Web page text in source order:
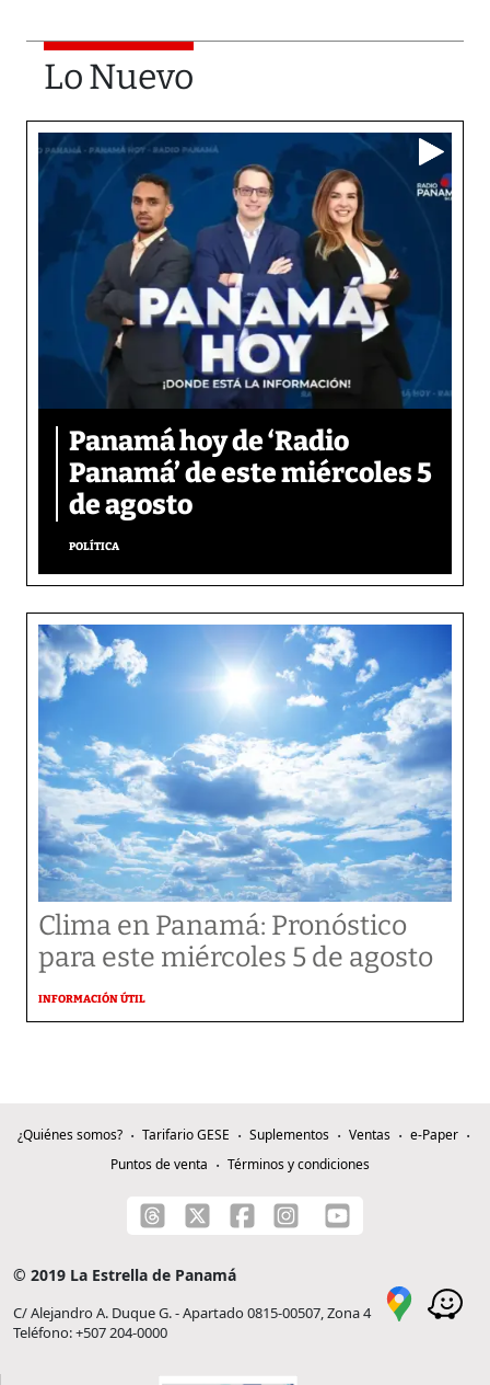
Lo Nuevo
Panamá hoy de ‘Radio
Panamá’ de este miércoles 5
de agosto
POLÍTICA
Clima en Panamá: Pronóstico
para este miércoles 5 de agosto
INFORMACIÓN ÚTIL
¿Quiénes somos? Tarifario GESE Suplementos Ventas
e-Paper
Puntos de venta
Términos y condiciones
© 2019 La Estrella de Panamá
C/ Alejandro A. Duque G. - Apartado 0815-00507, Zona 4
Teléfono: +507 204-0000